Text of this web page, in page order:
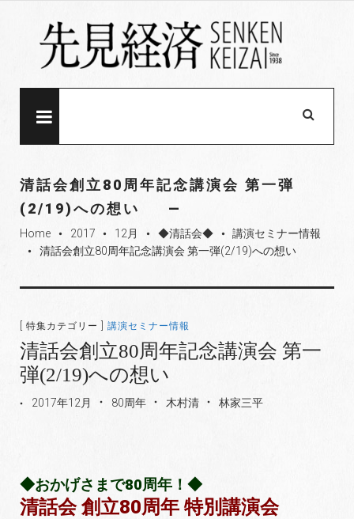
清話会創立80周年記念講演会 第一弾
(2/19)への想い
Home fiber_manual_record 2017 fiber_manual_record 12月 fiber_manual_record ◆清話会◆ fiber_manual_record 講演セミナー情報
fiber_manual_record 清話会創立80周年記念講演会 第一弾(2/19)への想い
[ 特集カテゴリー ] 講演セミナー情報
清話会創立80周年記念講演会 第一
弾(2/19)への想い
2017年12月 80周年 木村清 林家三平
◆おかげさまで80周年！◆
清話会 創立80周年 特別講演会